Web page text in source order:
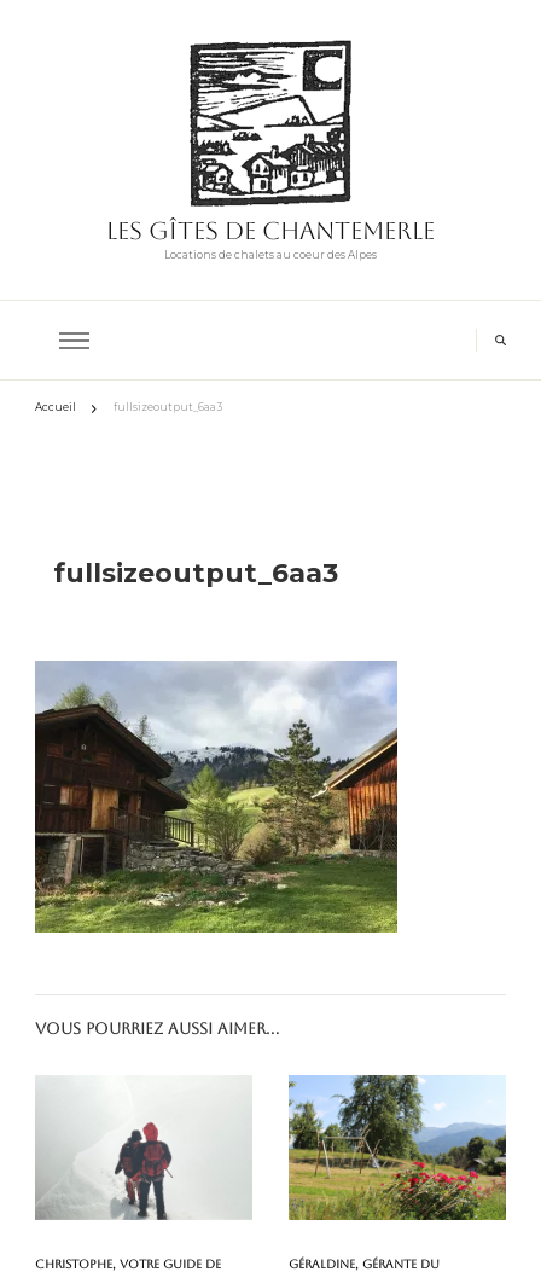
Les Gîtes de Chantemerle
Locations de chalets au coeur des Alpes
Accueil fullsizeoutput_6aa3
fullsizeoutput_6aa3
Vous pourriez aussi aimer...
Christophe, votre guide de
Géraldine, gérante du